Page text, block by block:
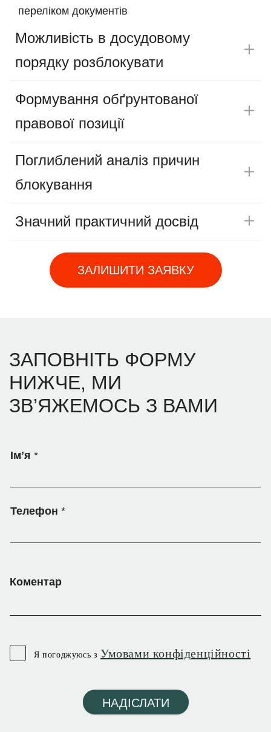
переліком документів
Можливість в досудовому
порядку розблокувати
Формування обґрунтованої
правової позиції
Поглиблений аналіз причин
блокування
Значний практичний досвід
ЗАЛИШИТИ ЗАЯВКУ
ЗАПОВНІТЬ ФОРМУ
НИЖЧЕ, МИ
ЗВ’ЯЖЕМОСЬ З ВАМИ
Імʼя *
Телефон *
Коментар
Я погоджуюсь з Умовами конфіденційності
НАДІСЛАТИ